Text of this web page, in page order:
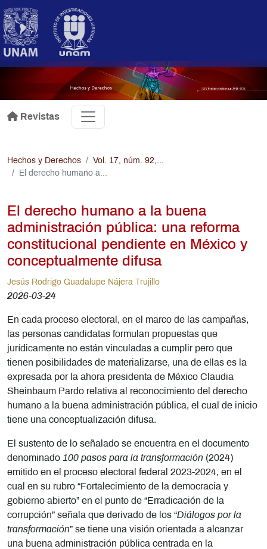
.
Revistas
Hechos y Derechos
Vol. 17, núm. 92,...
El derecho humano a...
El derecho humano a la buena
administración pública: una reforma
constitucional pendiente en México y
conceptualmente difusa
Jesús Rodrigo Guadalupe Nájera Trujillo
2026-03-24
En cada proceso electoral, en el marco de las campañas,
las personas candidatas formulan propuestas que
jurídicamente no están vinculadas a cumplir pero que
tienen posibilidades de materializarse, una de ellas es la
expresada por la ahora presidenta de México Claudia
Sheinbaum Pardo relativa al reconocimiento del derecho
humano a la buena administración pública, el cual de inicio
tiene una conceptualización difusa.
El sustento de lo señalado se encuentra en el documento
denominado 100 pasos para la transformación (2024)
emitido en el proceso electoral federal 2023-2024, en el
cual en su rubro “Fortalecimiento de la democracia y
gobierno abierto” en el punto de “Erradicación de la
corrupción” señala que derivado de los “Diálogos por la
transformación” se tiene una visión orientada a alcanzar
una buena administración pública centrada en la